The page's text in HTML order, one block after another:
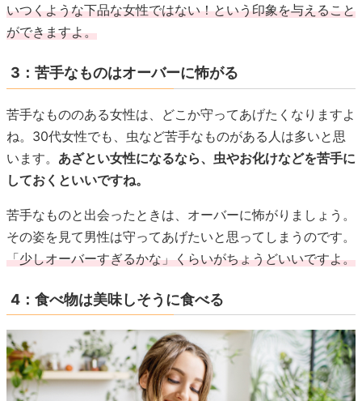
いつくような下品な女性ではない！という印象を与えること
ができますよ。
3：苦手なものはオーバーに怖がる
苦手なもののある女性は、どこか守ってあげたくなりますよ
ね。30代女性でも、虫など苦手なものがある人は多いと思
います。 あざとい女性になるなら、虫やお化けなどを苦手に
しておくといいですね。
苦手なものと出会ったときは、オーバーに怖がりましょう。
その姿を見て男性は守ってあげたいと思ってしまうのです。
「少しオーバーすぎるかな」くらいがちょうどいいですよ。
4：食べ物は美味しそうに食べる